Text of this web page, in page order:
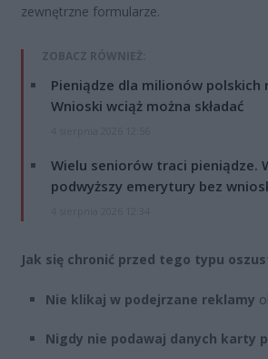
zewnętrzne formularze.
ZOBACZ RÓWNIEŻ:
Pieniądze dla milionów polskich
Wnioski wciąż można składać
Wielu seniorów traci pieniądze.
podwyższy emerytury bez
Jak się chronić przed tego typu
Nie klikaj w podejrzane reklamy
Nigdy nie podawaj danych karty